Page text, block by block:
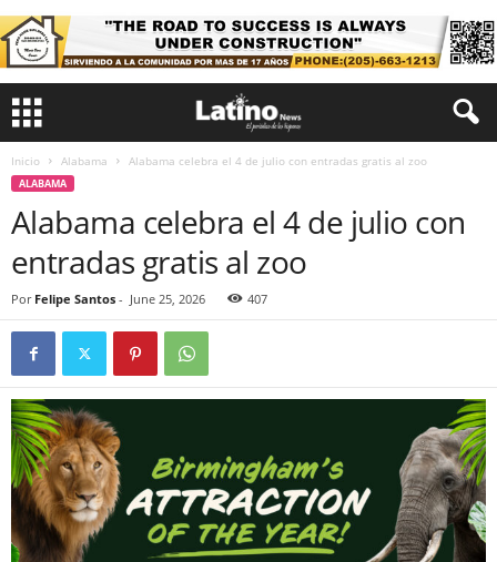
Inicio Alabama Alabama celebra el 4 de julio con entradas gratis al zoo
ALABAMA
Alabama celebra el 4 de julio con
entradas gratis al zoo
Por Felipe Santos - June 25, 2026 407